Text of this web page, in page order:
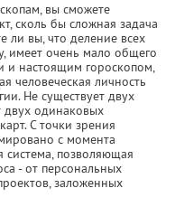
вы сможете
сколь бы сложная задача
ли вы, что деление всех
имеет очень мало общего
и настоящим гороскопом,
человеческая личность
Не существует двух
двух одинаковых
С точки зрения
с момента
система, позволяющая
- от персональных
заложенных